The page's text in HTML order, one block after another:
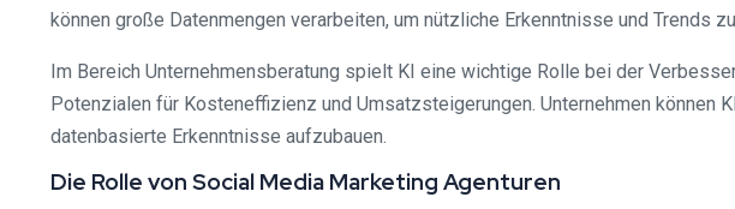
können große Datenmengen verarbeiten, um nützliche Erkenntnisse und Trends
Im Bereich Unternehmensberatung spielt KI eine wichtige Rolle bei der
Potenzialen für Kosteneffizienz und Umsatzsteigerungen. Unternehmen
datenbasierte Erkenntnisse aufzubauen.
Die Rolle von Social Media Marketing Agenturen